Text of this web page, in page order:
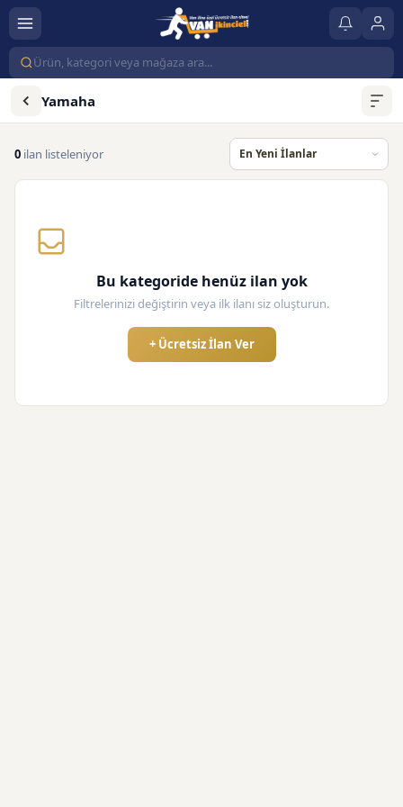
Yamaha
0 ilan listeleniyor
Bu kategoride henüz ilan yok
Filtrelerinizi değiştirin veya ilk ilanı siz oluşturun.
+ Ücretsiz İlan Ver